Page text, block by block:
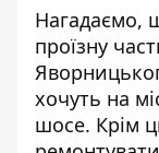
Нагадаємо,
проїзну
хочуть на
шосе. Крім